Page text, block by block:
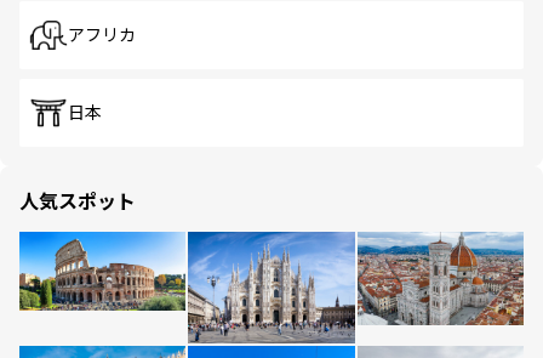
アフリカ
日本
人気スポット